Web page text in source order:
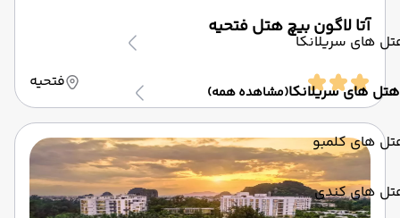
های سریلانکا
هتل های سریلانکا(مشاهده همه)
های کلمبو
های کندی
آتا لاگون بیچ هتل فتحیه
فتحیه